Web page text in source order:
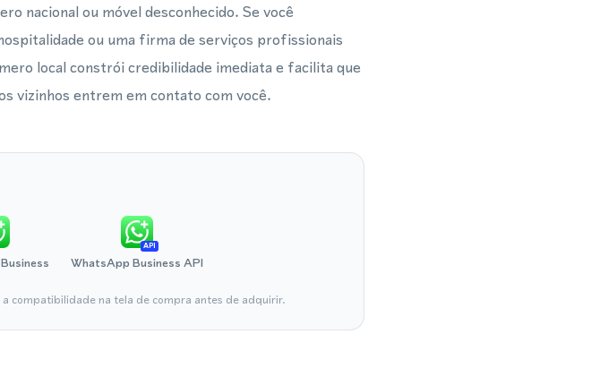
nacional ou móvel desconhecido. Se você
ou uma firma de serviços profissionais
local constrói credibilidade imediata e facilita que
vizinhos entrem em contato com você.
API
WhatsApp Business API
compatibilidade na tela de compra antes de adquirir.